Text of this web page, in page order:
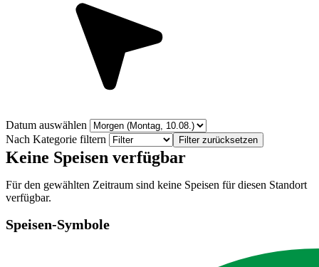
Datum auswählen
Nach Kategorie filtern
Filter zurücksetzen
Keine Speisen verfügbar
Für den gewählten Zeitraum sind keine Speisen für diesen Standort
verfügbar.
Speisen-Symbole